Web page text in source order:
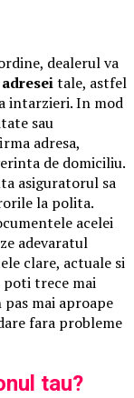
dealerul va
tale, astfel
intarzieri. In mod
sau
adresa,
de domiciliu.
asiguratorul sa
la polita.
acelei
adevaratul
clare, actuale si
poti trece mai
mai aproape
fara probleme
tau?